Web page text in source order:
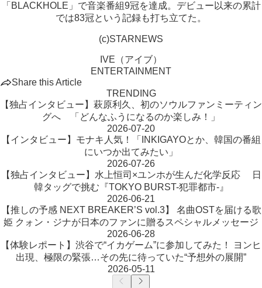
「BLACKHOLE」で音楽番組9冠を達成。デビュー以来の累計
では83冠という記録も打ち立てた。
(c)STARNEWS
IVE（アイブ）
ENTERTAINMENT
Share this Article
TRENDING
【独占インタビュー】萩原利久、初のソウルファンミーティン
グへ 「どんなふうになるのか楽しみ！」
2026-07-20
【インタビュー】モナキ人気！「INKIGAYOとか、韓国の番組
にいつか出てみたい」
2026-07-26
【独占インタビュー】水上恒司×ユンホが生んだ化学反応 日
韓タッグで挑む『TOKYO BURST-犯罪都市-』
2026-06-21
【推しの予感 NEXT BREAKER’S vol.3】 名曲OSTを届ける歌
姫 クォン・ジナが日本のファンに贈るスペシャルメッセージ
2026-06-28
【体験レポート】渋谷で“イカゲーム”に参加してみた！ ヨンヒ
出現、極限の緊張…その先に待っていた“予想外の展開”
2026-05-11